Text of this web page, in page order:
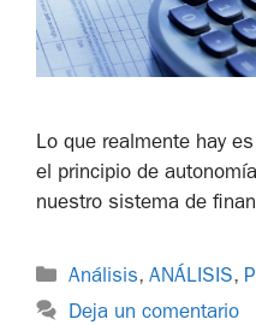
Lo que realmente hay
el principio de
nuestro sistema de
Análisis,ANÁLISIS,
Deja un comentario